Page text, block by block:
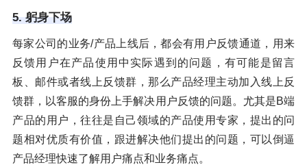
5. 躬身下场
每家公司的业务/产品上线后，都会有用户反馈通道，用来
反馈用户在产品使用中实际遇到的问题，有可能是留言
板、邮件或者线上反馈群，那么产品经理主动加入线上反
馈群，以客服的身份上手解决用户反馈的问题。尤其是B端
产品的用户，往往是自己领域的产品使用专家，提出的问
题相对优质有价值，跟进解决他们提出的问题，可以倒逼
产品经理快速了解用户痛点和业务痛点。